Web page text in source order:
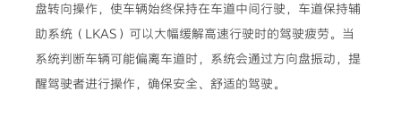
盘转向操作，使车辆始终保持在车道中间行驶，车道保持辅
助系统（LKAS）可以大幅缓解高速行驶时的驾驶疲劳。当
系统判断车辆可能偏离车道时，系统会通过方向盘振动，提
醒驾驶者进行操作，确保安全、舒适的驾驶。